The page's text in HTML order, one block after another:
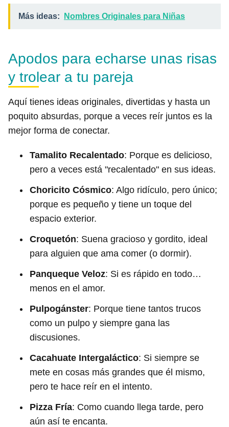
Más ideas: Nombres Originales para Niñas
Apodos para echarse unas risas
y trolear a tu pareja
Aquí tienes ideas originales, divertidas y hasta un
poquito absurdas, porque a veces reír juntos es la
mejor forma de conectar.
Tamalito Recalentado: Porque es delicioso,
pero a veces está "recalentado" en sus ideas.
Choricito Cósmico: Algo ridículo, pero único;
porque es pequeño y tiene un toque del
espacio exterior.
Croquetón: Suena gracioso y gordito, ideal
para alguien que ama comer (o dormir).
Panqueque Veloz: Si es rápido en todo…
menos en el amor.
Pulpogánster: Porque tiene tantos trucos
como un pulpo y siempre gana las
discusiones.
Cacahuate Intergaláctico: Si siempre se
mete en cosas más grandes que él mismo,
pero te hace reír en el intento.
Pizza Fría: Como cuando llega tarde, pero
aún así te encanta.